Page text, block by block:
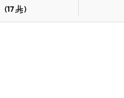
(
17
)